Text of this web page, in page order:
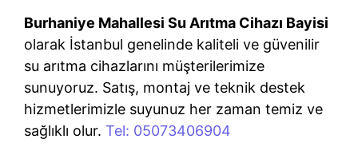
Burhaniye Mahallesi Su Arıtma Cihazı Bayisi
olarak İstanbul genelinde kaliteli ve güvenilir
su arıtma cihazlarını müşterilerimize
sunuyoruz. Satış, montaj ve teknik destek
hizmetlerimizle suyunuz her zaman temiz ve
sağlıklı olur. Tel: 05073406904